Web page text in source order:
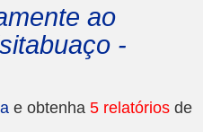
ao
-
e obtenha 5 relatórios de